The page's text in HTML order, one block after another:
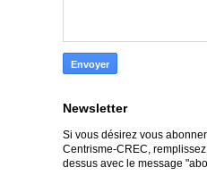
Newsletter
Si vous désirez vous
Centrisme-CREC,
dessus avec le message